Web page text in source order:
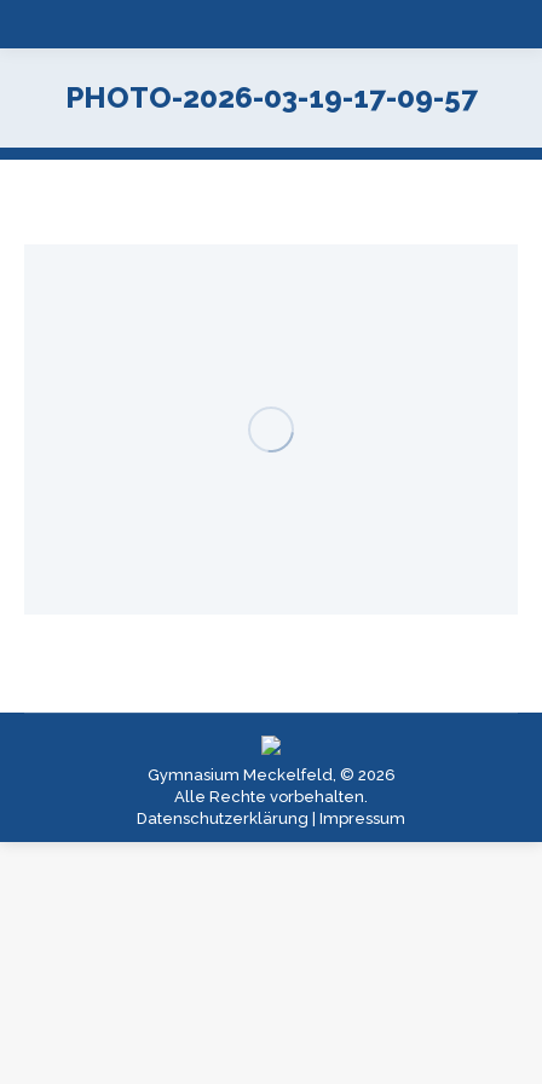
PHOTO-2026-03-19-17-09-57
Gymnasium Meckelfeld, © 2026
Alle Rechte vorbehalten.
Datenschutzerklärung
Impressum